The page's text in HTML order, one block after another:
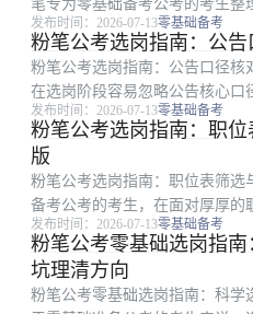
笔专为零基础备考公考的考生整
选岗考生最容易踩的各类错误，
直接落地的避坑方法。本文适合
基础考生阅读，从...
发布时间：2026-07-13零基础备考
粉笔公考选岗指南：公
粉笔公考选岗指南：公告口径核
在选岗阶段容易忽略公告核心口
目报考，很容易在后续资格复审
白浪费备考时间。本文是粉笔推
径核对的核心要点...
发布时间：2026-07-13零基础备考
粉笔公考选岗指南：职
版
粉笔公考选岗指南：职位表筛选
备考公考的考生，在面对厚厚的
手，很容易漏看报考条件、踩进
操性选岗方法，针对零基础考生
到误区避坑、风险自...
发布时间：2026-07-13零基础备考
粉笔公考零基础选岗指
坑理清方向
粉笔公考零基础选岗指南：科学